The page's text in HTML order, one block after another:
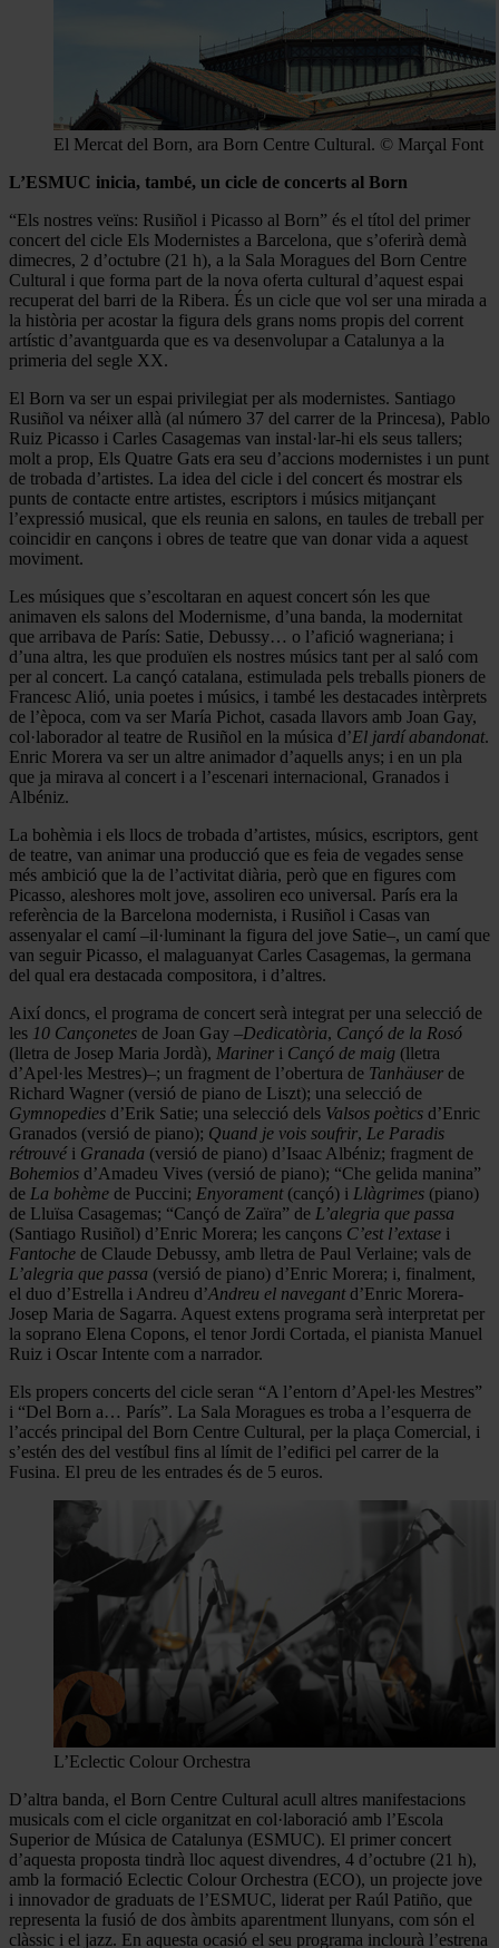
El Mercat del Born, ara Born Centre Cultural. © Marçal Font
L’ESMUC inicia, també, un cicle de concerts al Born
“Els nostres veïns: Rusiñol i Picasso al Born” és el títol del primer
concert del cicle Els Modernistes a Barcelona, que s’oferirà demà
dimecres, 2 d’octubre (21 h), a la Sala Moragues del Born Centre
Cultural i que forma part de la nova oferta cultural d’aquest espai
recuperat del barri de la Ribera. És un cicle que vol ser una mirada a
la història per acostar la figura dels grans noms propis del corrent
artístic d’avantguarda que es va desenvolupar a Catalunya a la
primeria del segle XX.
El Born va ser un espai privilegiat per als modernistes. Santiago
Rusiñol va néixer allà (al número 37 del carrer de la Princesa), Pablo
Ruiz Picasso i Carles Casagemas van instal·lar-hi els seus tallers;
molt a prop, Els Quatre Gats era seu d’accions modernistes i un punt
de trobada d’artistes. La idea del cicle i del concert és mostrar els
punts de contacte entre artistes, escriptors i músics mitjançant
l’expressió musical, que els reunia en salons, en taules de treball per
coincidir en cançons i obres de teatre que van donar vida a aquest
moviment.
Les músiques que s’escoltaran en aquest concert són les que
animaven els salons del Modernisme, d’una banda, la modernitat
que arribava de París: Satie, Debussy… o l’afició wagneriana; i
d’una altra, les que produïen els nostres músics tant per al saló com
per al concert. La cançó catalana, estimulada pels treballs pioners de
Francesc Alió, unia poetes i músics, i també les destacades intèrprets
de l’època, com va ser María Pichot, casada llavors amb Joan Gay,
col·laborador al teatre de Rusiñol en la música d’El jardí abandonat.
Enric Morera va ser un altre animador d’aquells anys; i en un pla
que ja mirava al concert i a l’escenari internacional, Granados i
Albéniz.
La bohèmia i els llocs de trobada d’artistes, músics, escriptors, gent
de teatre, van animar una producció que es feia de vegades sense
més ambició que la de l’activitat diària, però que en figures com
Picasso, aleshores molt jove, assoliren eco universal. París era la
referència de la Barcelona modernista, i Rusiñol i Casas van
assenyalar el camí –il·luminant la figura del jove Satie–, un camí que
van seguir Picasso, el malaguanyat Carles Casagemas, la germana
del qual era destacada compositora, i d’altres.
Així doncs, el programa de concert serà integrat per una selecció de
les 10 Cançonetes de Joan Gay –Dedicatòria, Cançó de la Rosó
(lletra de Josep Maria Jordà), Mariner i Cançó de maig (lletra
d’Apel·les Mestres)–; un fragment de l’obertura de Tanhäuser de
Richard Wagner (versió de piano de Liszt); una selecció de
Gymnopedies d’Erik Satie; una selecció dels Valsos poètics d’Enric
Granados (versió de piano); Quand je vois soufrir, Le Paradis
rétrouvéi Granada (versió de piano) d’Isaac Albéniz; fragment de
Bohemios d’Amadeu Vives (versió de piano); “Che gelida manina”
de La bohème de Puccini; Enyorament(cançó) i Llàgrimes (piano)
de Lluïsa Casagemas; “Cançó de Zaïra” de L’alegria que passa
(Santiago Rusiñol) d’Enric Morera; les cançons C’est l’extase i
Fantoche de Claude Debussy, amb lletra de Paul Verlaine; vals de
L’alegria que passa (versió de piano) d’Enric Morera; i, finalment,
el duo d’Estrella i Andreu d’Andreu el navegantd’Enric Morera-
Josep Maria de Sagarra. Aquest extens programa serà interpretat per
la soprano Elena Copons, el tenor Jordi Cortada, el pianista Manuel
Ruiz i Oscar Intente com a narrador.
Els propers concerts del cicle seran “A l’entorn d’Apel·les Mestres”
i “Del Born a… París”. La Sala Moragues es troba a l’esquerra de
l’accés principal del Born Centre Cultural, per la plaça Comercial, i
s’estén des del vestíbul fins al límit de l’edifici pel carrer de la
Fusina. El preu de les entrades és de 5 euros.
L’Eclectic Colour Orchestra
D’altra banda, el Born Centre Cultural acull altres manifestacions
musicals com el cicle organitzat en col·laboració amb l’Escola
Superior de Música de Catalunya (ESMUC). El primer concert
d’aquesta proposta tindrà lloc aquest divendres, 4 d’octubre (21 h),
amb la formació Eclectic Colour Orchestra (ECO), un projecte jove
i innovador de graduats de l’ESMUC, liderat per Raúl Patiño, que
representa la fusió de dos àmbits aparentment llunyans, com són el
clàssic i el jazz. En aquesta ocasió el seu programa inclourà l’estrena